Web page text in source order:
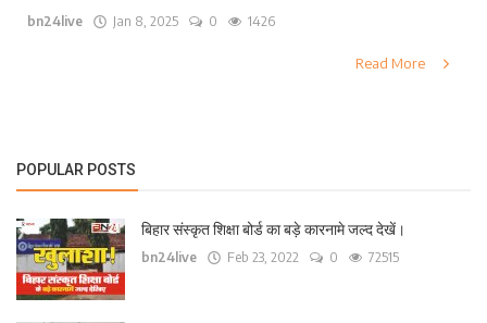
लाइफ स्टाइल
अन्य
bn24live Jan 8, 2025 0 1426
Read More
POPULAR POSTS
बिहार संस्कृत शिक्षा बोर्ड का बड़े कारनामे जल्द देखें।
bn24live Feb 23, 2022 0 72515